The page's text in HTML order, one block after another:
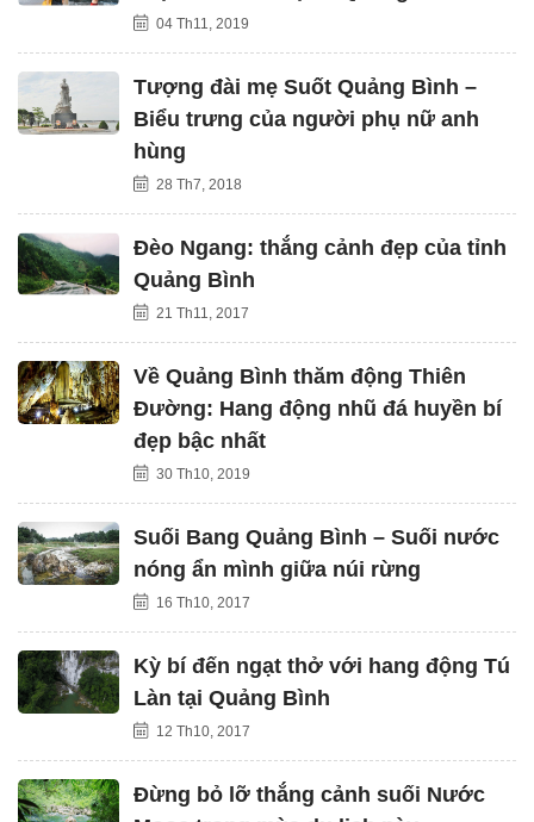
04 Th11, 2019
Tượng đài mẹ Suốt Quảng Bình –
Biểu trưng của người phụ nữ anh
hùng
28 Th7, 2018
Đèo Ngang: thắng cảnh đẹp của tỉnh
Quảng Bình
21 Th11, 2017
Về Quảng Bình thăm động Thiên
Đường: Hang động nhũ đá huyền bí
đẹp bậc nhất
30 Th10, 2019
Suối Bang Quảng Bình – Suối nước
nóng ẩn mình giữa núi rừng
16 Th10, 2017
Kỳ bí đến ngạt thở với hang động Tú
Làn tại Quảng Bình
12 Th10, 2017
Đừng bỏ lỡ thắng cảnh suối Nước